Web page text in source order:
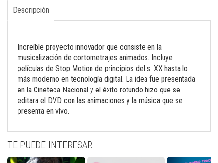
Descripción
Increíble proyecto innovador que consiste en la
musicalización de cortometrajes animados. Incluye
películas de Stop Motion de principios del s. XX hasta lo
más moderno en tecnología digital. La idea fue presentada
en la Cineteca Nacional y el éxito rotundo hizo que se
editara el DVD con las animaciones y la música que se
presenta en vivo.
TE PUEDE INTERESAR